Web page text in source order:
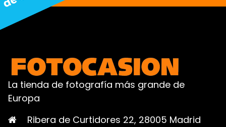
La tienda de fotografía más grande de
Europa
Ribera de Curtidores 22, 28005 Madrid